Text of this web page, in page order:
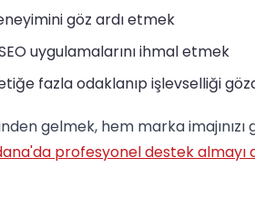
göz ardı etmek
uygulamalarını ihmal etmek
fazla odaklanıp işlevselliği
gelmek, hem marka
profesyonel destek almayı